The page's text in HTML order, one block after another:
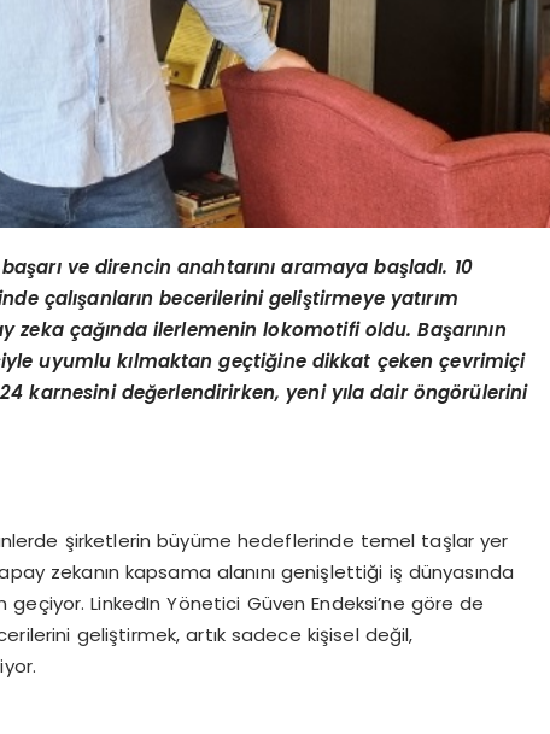
şarı ve direncin anahtarınıaramaya başladı. 10
çalışanların becerilerini geliştirmeye yatırım
zeka çağında ilerlemenin lokomotifi oldu. Başarının
uyumlu kılmaktan geçtiğine dikkat çekençevrimiçi
karnesini değerlendirirken, yeni yıla dairöngörülerini
şirketlerin büyüme hedeflerinde temel taşlar yer
zekanın kapsama alanını genişlettiği iş dünyasında
LinkedIn Yönetici Güven Endeksi’ne göre de
geliştirmek, artık sadece kişisel değil,